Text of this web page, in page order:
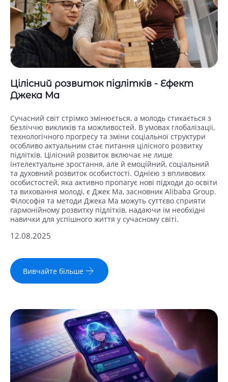
Цілісний розвиток підлітків - Ефект
Джека Ма
Сучасний світ стрімко змінюється, а молодь стикається з
безліччю викликів та можливостей. В умовах глобалізації,
технологічного прогресу та зміни соціальної структури
особливо актуальним стає питання цілісного розвитку
підлітків. Цілісний розвиток включає не лише
інтелектуальне зростання, але й емоційний, соціальний
та духовний розвиток особистості. Однією з впливових
особистостей, яка активно пропагує нові підходи до освіти
та виховання молоді, є Джек Ма, засновник Alibaba Group.
Філософія та методи Джека Ма можуть суттєво сприяти
гармонійному розвитку підлітків, надаючи їм необхідні
навички для успішного життя у сучасному світі.
12.08.2025
Вивчайте більше